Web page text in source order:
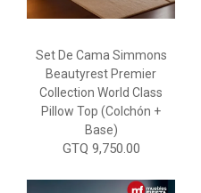
Set De Cama Simmons
Beautyrest Premier
Collection World Class
Pillow Top (Colchón +
Base)
GTQ 9,750.00